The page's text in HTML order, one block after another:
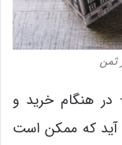
ثمن
در هنگام خرید و
که ممکن است